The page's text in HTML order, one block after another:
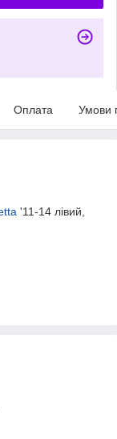
Оплата Умови
'11-14 лівий,